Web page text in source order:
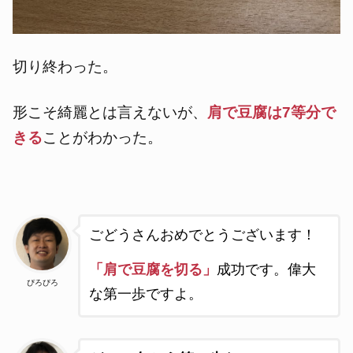
切り終わった。
形こそ綺麗とは言えないが、 肩で豆腐は7等分で
きることがわかった。
ぴろぴろ
ごどうさんおめでとうございます！
「肩で豆腐を切る」 成功です。偉大
な第一歩ですよ。